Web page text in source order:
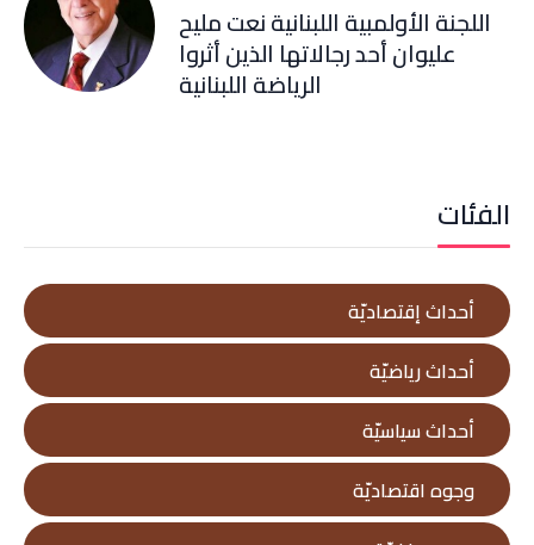
اللجنة الأولمبية اللبنانية نعت مليح
عليوان أحد رجالاتها الذين أثروا
الرياضة اللبنانية
الفئات
أحداث إقتصاديّة
أحداث رياضيّة
أحداث سياسيّة
وجوه اقتصاديّة